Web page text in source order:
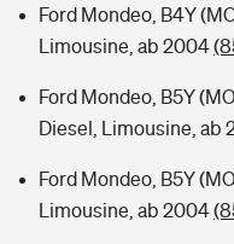
Ford Mondeo, B4Y
Limousine, ab 2004
Ford Mondeo, B5Y
Diesel, Limousine, ab
Ford Mondeo, B5Y
Limousine, ab 2004